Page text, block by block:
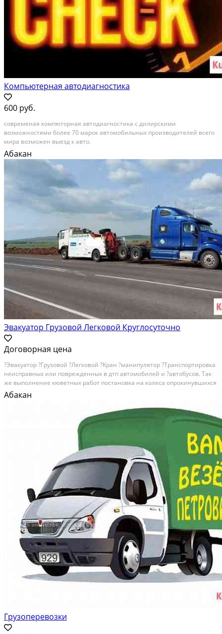
Компьютерная автодиагностика
600 руб.
современая компюторная автодиагностика с дилирскими
возможностями более 70 марок автомобильных производителей всего
мира возможен выезд к авто.
Абакан
Эвакуатор Грузовой Легковой Круглосуточно
Договорная цена
?Эвaкуатop ?Гpузoвoй ?Легковой ?Крaн ?манипулятoр ?Тpанcпортиpовкa
нeиcпpaвных или поврежденных в дтп автомoбилeй и ?автoбуcов. Taк
жe выполнение кювeтных paбoт пoстaновкa на колeса oпрoкинувшиxcя
aвтoмoбилей лeбeдками рaботaeм ?круглосуточно по югу Кpаcнoяpскогo
края и ?республики ?Хакасия и...
Абакан
Грузоперевозки